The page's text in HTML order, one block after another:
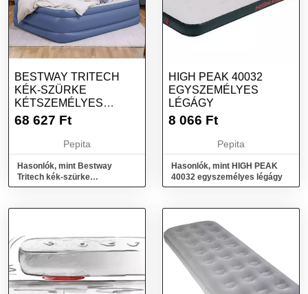
BESTWAY TRITECH
KÉK-SZÜRKE
KÉTSZEMÉLYES
LÉGÁGY 203 X 152 X 56
68 627 Ft
Pepita
Hasonlók, mint Bestway
Tritech kék-szürke
kétszemélyes légágy 203 x
HIGH PEAK 40032
EGYSZEMÉLYES
LÉGÁGY
8 066 Ft
Pepita
Hasonlók, mint HIGH PEAK
40032 egyszemélyes légágy